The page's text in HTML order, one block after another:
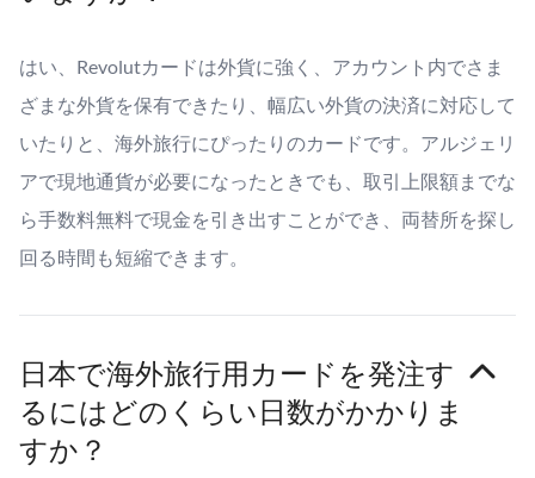
はい、Revolutカードは外貨に強く、アカウント内でさま
ざまな外貨を保有できたり、幅広い外貨の決済に対応して
いたりと、海外旅行にぴったりのカードです。アルジェリ
アで現地通貨が必要になったときでも、取引上限額までな
ら手数料無料で現金を引き出すことができ、両替所を探し
回る時間も短縮できます。
日本で海外旅行用カードを発注す
るにはどのくらい日数がかかりま
すか？